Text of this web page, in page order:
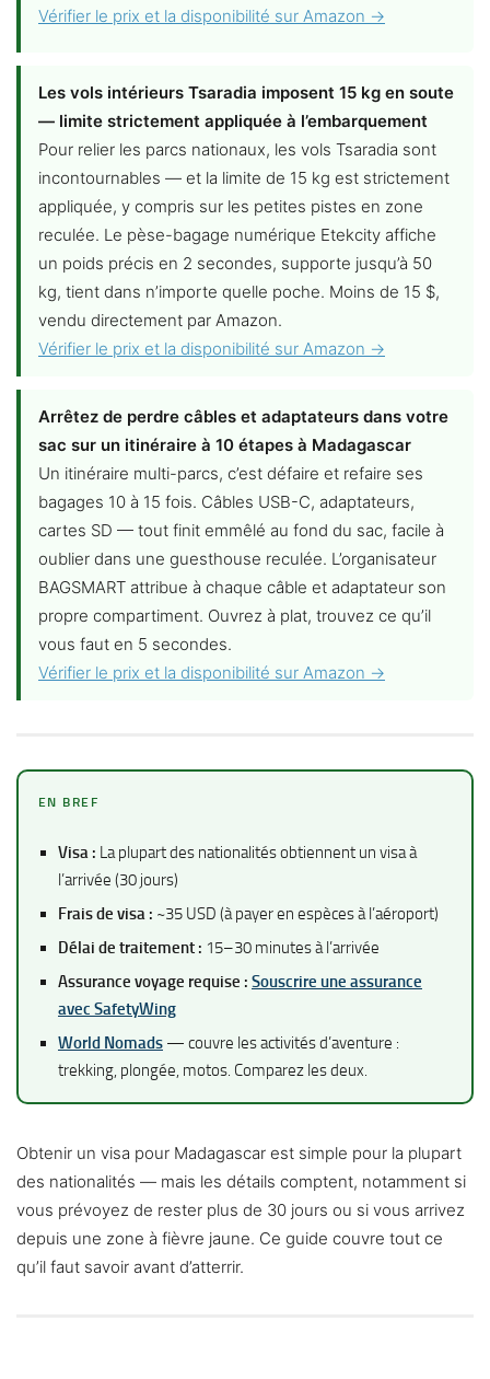
Vérifier le prix et la disponibilité sur Amazon →
Les vols intérieurs Tsaradia imposent 15 kg en soute
— limite strictement appliquée à l’embarquement
Pour relier les parcs nationaux, les vols Tsaradia sont
incontournables — et la limite de 15 kg est strictement
appliquée, y compris sur les petites pistes en zone
reculée. Le pèse-bagage numérique Etekcity affiche
un poids précis en 2 secondes, supporte jusqu’à 50
kg, tient dans n’importe quelle poche. Moins de 15 $,
vendu directement par Amazon.
Vérifier le prix et la disponibilité sur Amazon →
Arrêtez de perdre câbles et adaptateurs dans votre
sac sur un itinéraire à 10 étapes à Madagascar
Un itinéraire multi-parcs, c’est défaire et refaire ses
bagages 10 à 15 fois. Câbles USB-C, adaptateurs,
cartes SD — tout finit emmêlé au fond du sac, facile à
oublier dans une guesthouse reculée. L’organisateur
BAGSMART attribue à chaque câble et adaptateur son
propre compartiment. Ouvrez à plat, trouvez ce qu’il
vous faut en 5 secondes.
Vérifier le prix et la disponibilité sur Amazon →
EN BREF
Visa : La plupart des nationalités obtiennent un visa à
l’arrivée (30 jours)
Frais de visa : ~35 USD (à payer en espèces à l’aéroport)
Délai de traitement : 15–30 minutes à l’arrivée
Assurance voyage requise : Souscrire une assurance
avec SafetyWing
World Nomads — couvre les activités d’aventure :
trekking, plongée, motos. Comparez les deux.
Obtenir un visa pour Madagascar est simple pour la plupart
des nationalités — mais les détails comptent, notamment si
vous prévoyez de rester plus de 30 jours ou si vous arrivez
depuis une zone à fièvre jaune. Ce guide couvre tout ce
qu’il faut savoir avant d’atterrir.